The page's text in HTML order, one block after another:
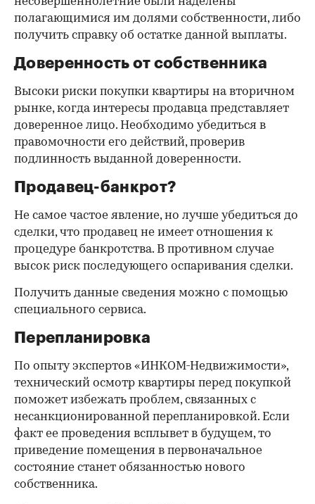
полагающимися им долями собственности, либо
получить справку об остатке данной выплаты.
Доверенность от собственника
Высоки риски покупки квартиры на вторичном
рынке, когда интересы продавца представляет
доверенное лицо. Необходимо убедиться в
правомочности его действий, проверив
подлинность выданной доверенности.
Продавец-банкрот?
Не самое частое явление, но лучше убедиться до
сделки, что продавец не имеет отношения к
процедуре банкротства. В противном случае
высок риск последующего оспаривания сделки.
Получить данные сведения можно с помощью
специального сервиса.
Перепланировка
По опыту экспертов «ИНКОМ-Недвижимости»,
технический осмотр квартиры перед покупкой
поможет избежать проблем, связанных с
несанкционированной перепланировкой. Если
факт ее проведения всплывет в будущем, то
приведение помещения в первоначальное
состояние станет обязанностью нового
собственника.